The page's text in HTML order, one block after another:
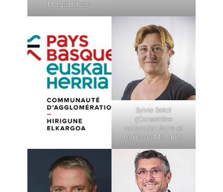
Masparraute)
Sylvie Betat
(Conseillère
communautaire et
maire de Méharin)